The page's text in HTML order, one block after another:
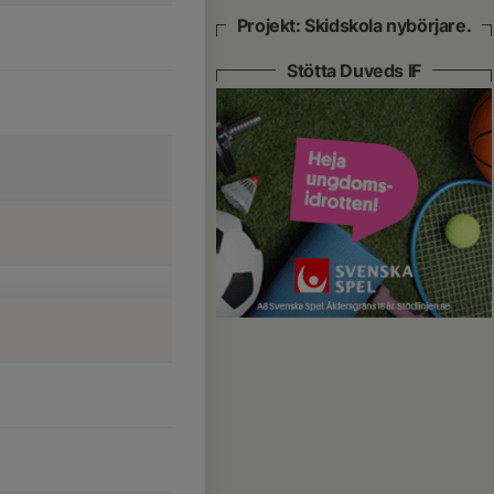
Projekt: Skidskola nybörjare.
Stötta Duveds IF